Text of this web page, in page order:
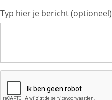
Typ hier je bericht (optioneel)